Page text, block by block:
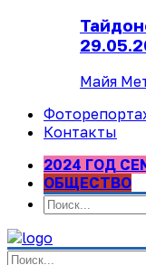
Майя
Контакты
2024 ГОД
ОБЩЕСТВО